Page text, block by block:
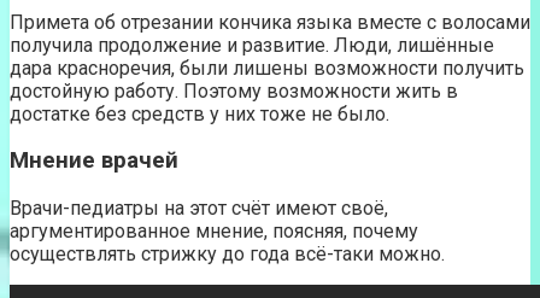
Примета об отрезании кончика языка вместе с волосами
получила продолжение и развитие. Люди, лишённые
дара красноречия, были лишены возможности получить
достойную работу. Поэтому возможности жить в
достатке без средств у них тоже не было.
Мнение врачей
Врачи-педиатры на этот счёт имеют своё,
аргументированное мнение, поясняя, почему
осуществлять стрижку до года всё-таки можно.